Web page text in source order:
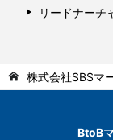
リードナーチ
株式会社SBSマ
BtoB